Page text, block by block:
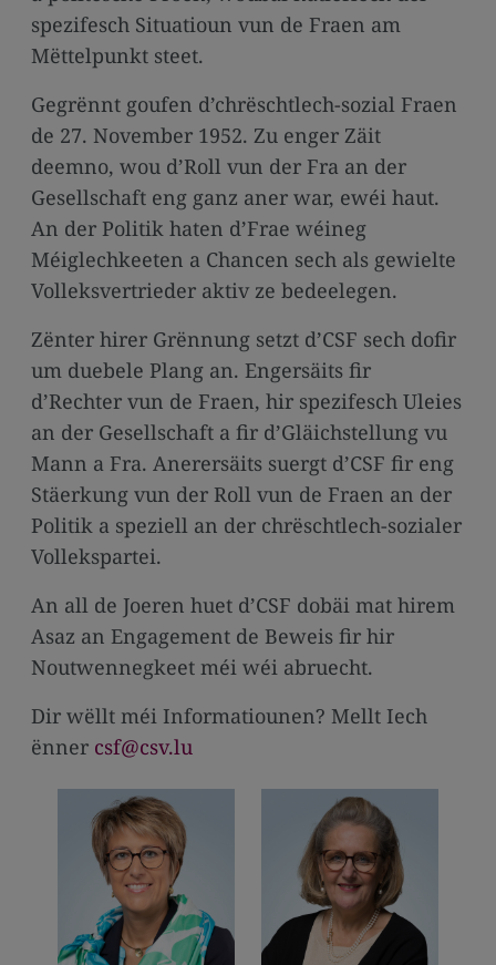
media
links
spezifesch Situatioun vun de Fraen am
Mëttelpunkt steet.
Gegrënnt goufen d’chrëschtlech-sozial Fraen
de 27. November 1952. Zu enger Zäit
deemno, wou d’Roll vun der Fra an der
Gesellschaft eng ganz aner war, ewéi haut.
An der Politik haten d’Frae wéineg
Méiglechkeeten a Chancen sech als gewielte
Volleksvertrieder aktiv ze bedeelegen.
Zënter hirer Grënnung setzt d’CSF sech dofir
um duebele Plang an. Engersäits fir
d’Rechter vun de Fraen, hir spezifesch Uleies
an der Gesellschaft a fir d’Gläichstellung vu
Mann a Fra. Anerersäits suergt d’CSF fir eng
Stäerkung vun der Roll vun de Fraen an der
Politik a speziell an der chrëschtlech-sozialer
Vollekspartei.
An all de Joeren huet d’CSF dobäi mat hirem
Asaz an Engagement de Beweis fir hir
Noutwennegkeet méi wéi abruecht.
Dir wëllt méi Informatiounen? Mellt Iech
ënner csf@csv.lu